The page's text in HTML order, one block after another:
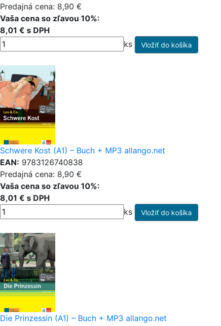
Predajná cena: 8,90 €
Vaša cena so zľavou 10%:
8,01 € s DPH
ks
Schwere Kost (A1) – Buch + MP3 allango.net
EAN: 9783126740838
Predajná cena: 8,90 €
Vaša cena so zľavou 10%:
8,01 € s DPH
ks
Die Prinzessin (A1) – Buch + MP3 allango.net